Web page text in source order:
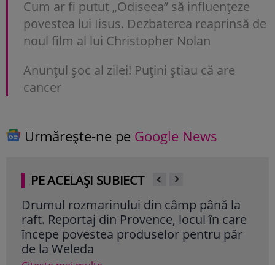
Cum ar fi putut „Odiseea” să influențeze
povestea lui Iisus. Dezbaterea reaprinsă de
noul film al lui Christopher Nolan
Anunţul şoc al zilei! Puţini ştiau că are
cancer
Urmărește-ne pe Google News
PE ACELAȘI SUBIECT
Drumul rozmarinului din câmp până la
raft. Reportaj din Provence, locul în care
începe povestea produselor pentru păr
de la Weleda